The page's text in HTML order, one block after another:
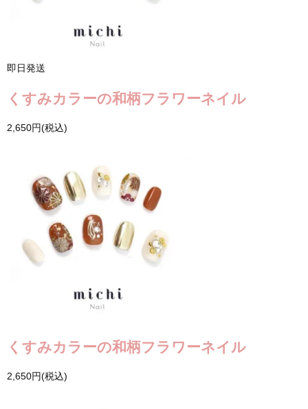
即日発送
くすみカラーの和柄フラワーネイル
2,650円(税込)
くすみカラーの和柄フラワーネイル
2,650円(税込)